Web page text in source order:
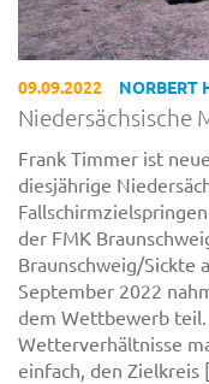
09.09.2022 NORBERT
Niedersächsische
Frank Timmer ist
diesjährige
der FMK
Braunschweig/Sickte
September 2022
dem Wettbewerb teil.
Wetterverhältnisse
einfach, den Zielkreis